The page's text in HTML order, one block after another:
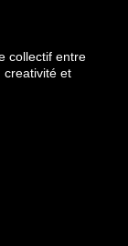
collectif entre
creativité et